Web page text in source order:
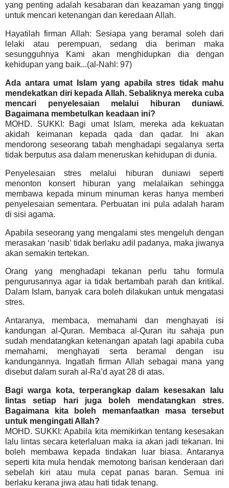
yang penting adalah kesabaran dan keazaman yang tinggi
untuk mencari ketenangan dan keredaan Allah.
Hayatilah firman Allah: Sesiapa yang beramal soleh dari
lelaki atau perempuan, sedang dia beriman maka
sesungguhnya Kami akan menghidupkan dia dengan
kehidupan yang baik...(al-Nahl: 97)
Ada antara umat Islam yang apabila stres tidak mahu
mendekatkan diri kepada Allah. Sebaliknya mereka cuba
mencari penyelesaian melalui hiburan duniawi.
Bagaimana membetulkan keadaan ini?
MOHD. SUKKI: Bagi umat Islam, mereka ada kekuatan
akidah keimanan kepada qada dan qadar. Ini akan
mendorong seseorang tabah menghadapi segalanya serta
tidak berputus asa dalam meneruskan kehidupan di dunia.
Penyelesaian stres melalui hiburan duniawi seperti
menonton konsert hiburan yang melalaikan sehingga
membawa kepada minum minuman keras hanya memberi
penyelesaian sementara. Perbuatan ini pula adalah haram
di sisi agama.
Apabila seseorang yang mengalami stes mengeluh dengan
merasakan ‘nasib’ tidak berlaku adil padanya, maka jiwanya
akan semakin tertekan.
Orang yang menghadapi tekanan perlu tahu formula
pengurusannya agar ia tidak bertambah parah dan kritikal.
Dalam Islam, banyak cara boleh dilakukan untuk mengatasi
stres.
Antaranya, membaca, memahami dan menghayati isi
kandungan al-Quran. Membaca al-Quran itu sahaja pun
sudah mendatangkan ketenangan apatah lagi apabila cuba
memahami, menghayati serta beramal dengan isu
kandungannya. Ingatlah firman Allah sebagai mana yang
disebut dalam surah al-Ra’d ayat 28 di atas.
Bagi warga kota, terperangkap dalam kesesakan lalu
lintas setiap hari juga boleh mendatangkan stres.
Bagaimana kita boleh memanfaatkan masa tersebut
untuk mengingati Allah?
MOHD. SUKKI: Apabila kita memikirkan tentang kesesakan
lalu lintas secara keterlaluan maka ia akan jadi tekanan. Ini
boleh membawa kepada tindakan luar biasa. Antaranya
seperti kita mula hendak memotong barisan kenderaan dari
sebelah kiri atau mula cepat panas baran. Semua ini
berlaku kerana jiwa atau hati tidak tenang.